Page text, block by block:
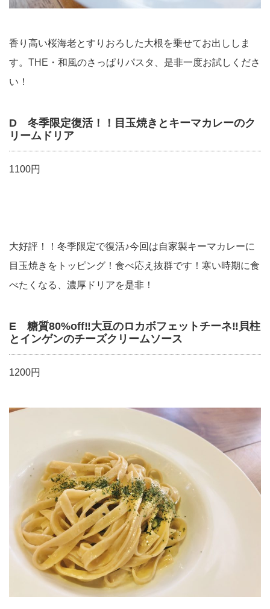
香り高い桜海老とすりおろした大根を乗せてお出ししま
す。THE・和風のさっぱりパスタ、是非一度お試しくださ
い！
D 冬季限定復活！！目玉焼きとキーマカレーのク
リームドリア
1100円
大好評！！冬季限定で復活♪今回は自家製キーマカレーに
目玉焼きをトッピング！食べ応え抜群です！寒い時期に食
べたくなる、濃厚ドリアを是非！
E 糖質80%off‼︎大豆のロカボフェットチーネ‼︎貝柱
とインゲンのチーズクリームソース
1200円